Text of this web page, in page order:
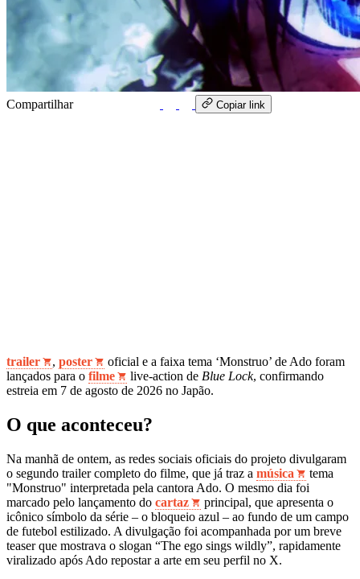
Compartilhar Copiar link
trailer , poster
oficial e a faixa tema ‘Monstruo’ de Ado foram
lançados para o filme live-action de Blue Lock, confirmando
estreia em 7 de agosto de 2026 no Japão.
O que aconteceu?
Na manhã de ontem, as redes sociais oficiais do projeto divulgaram
o segundo trailer completo do filme, que já traz a música
tema
"Monstruo" interpretada pela cantora Ado. O mesmo dia foi
marcado pelo lançamento do cartaz
principal, que apresenta o
icônico símbolo da série – o bloqueio azul – ao fundo de um campo
de futebol estilizado. A divulgação foi acompanhada por um breve
teaser que mostrava o slogan “The ego sings wildly”, rapidamente
viralizado após Ado repostar a arte em seu perfil no X.